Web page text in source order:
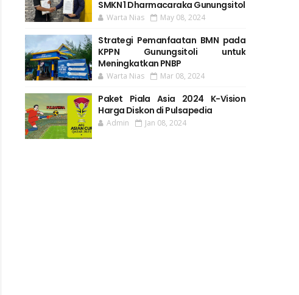
SMKN 1 Dharmacaraka Gunungsitol
Warta Nias May 08, 2024
Strategi Pemanfaatan BMN pada
KPPN Gunungsitoli untuk
Meningkatkan PNBP
Warta Nias Mar 08, 2024
Paket Piala Asia 2024 K-Vision
Harga Diskon di Pulsapedia
Admin Jan 08, 2024